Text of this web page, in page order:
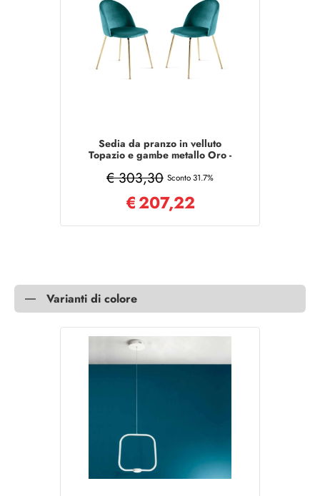
Sedia da pranzo in velluto
Topazio e gambe metallo Oro -
€ 303,30 Sconto 31.7%
€207,22
Varianti di colore